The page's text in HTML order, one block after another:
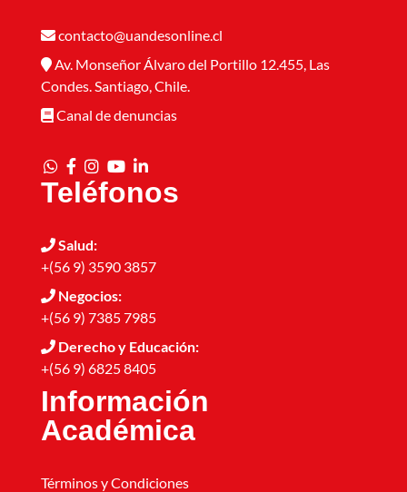
contacto@uandesonline.cl
Av. Monseñor Álvaro del Portillo 12.455, Las
Condes. Santiago, Chile.
Canal de denuncias
Teléfonos
Salud:
+(56 9) 3590 3857
Negocios:
+(56 9) 7385 7985
Derecho y Educación:
+(56 9) 6825 8405
Información
Académica
Términos y Condiciones